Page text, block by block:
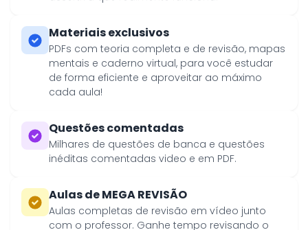
Materiais exclusivos
PDFs com teoria completa e de revisão, mapas
mentais e caderno virtual, para você estudar
de forma eficiente e aproveitar ao máximo
cada aula!
Questões comentadas
Milhares de questões de banca e questões
inéditas comentadas video e em PDF.
Aulas de MEGA REVISÃO
Aulas completas de revisão em vídeo junto
com o professor. Ganhe tempo revisando o